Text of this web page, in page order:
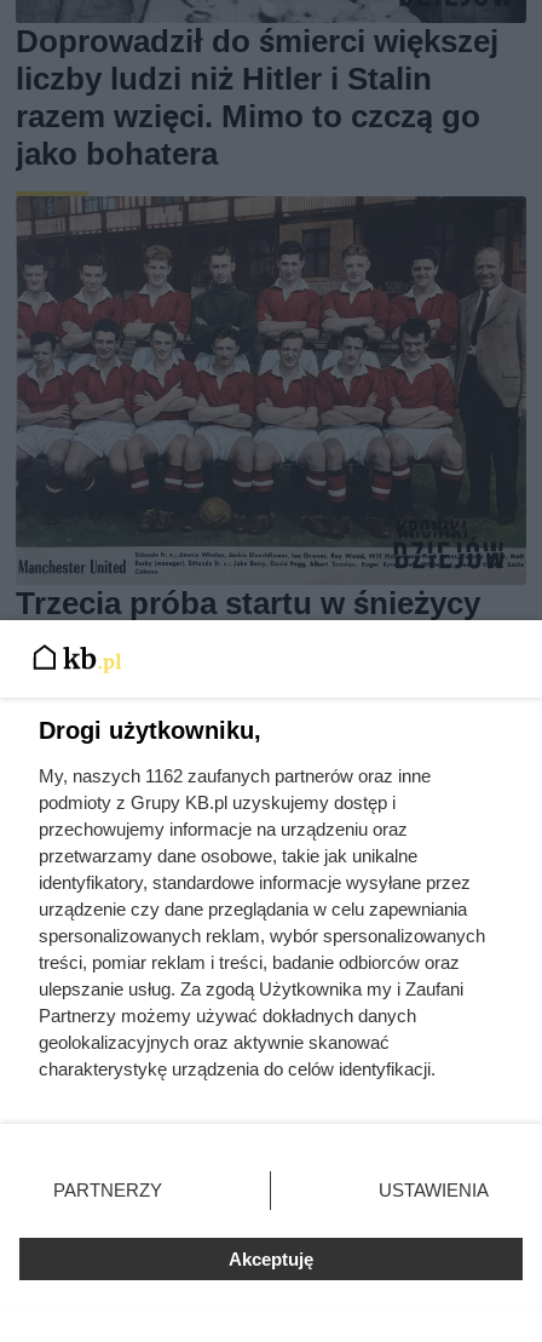
Doprowadził do śmierci większej
liczby ludzi niż Hitler i Stalin
razem wzięci. Mimo to czczą go
jako bohatera
Trzecia próba startu w śnieżycy
zakończyła się koszmarem. Tak
zginęły legendy Manchesteru
United
próbował zgwałcić. Historia
polskiego władcy zaskakuje
Drogi użytkowniku,
My, naszych 1162 zaufanych partnerów oraz inne
podmioty z Grupy KB.pl uzyskujemy dostęp i
przechowujemy informacje na urządzeniu oraz
przetwarzamy dane osobowe, takie jak unikalne
identyfikatory, standardowe informacje wysyłane przez
urządzenie czy dane przeglądania w celu zapewniania
spersonalizowanych reklam, wybór spersonalizowanych
treści, pomiar reklam i treści, badanie odbiorców oraz
ulepszanie usług. Za zgodą Użytkownika my i Zaufani
Partnerzy możemy używać dokładnych danych
geolokalizacyjnych oraz aktywnie skanować
charakterystykę urządzenia do celów identyfikacji.
zmienić/wycofać klikając przycisk ustawień prywatności
znajdujący się w lewym dolnym rogu strony. Niektóre
użytkownika, ale masz prawo sprzeciwić się takiemu
przetwarzaniu. Preferencje będą miały zastosowania tylko
PARTNERZY USTAWIENIA
Akceptuję